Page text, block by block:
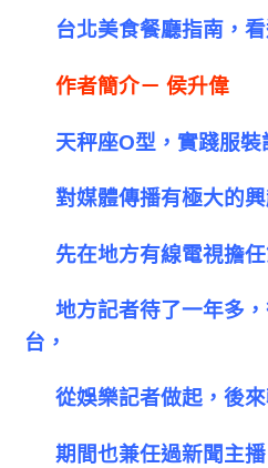
台北美食餐廳指南，看
作者簡介－ 侯升偉
天秤座O型，實踐服裝
對媒體傳播有極大的興
先在地方有線電視擔
地方記者待了一年多
台，
從娛樂記者做起， 後
期間也兼任過新聞主播